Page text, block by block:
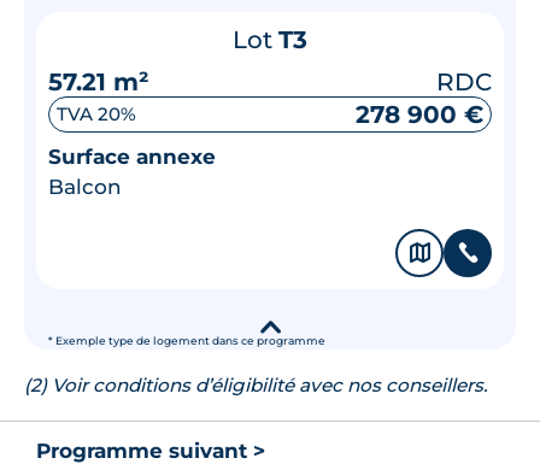
* Exemple type de logement dans ce programme
Lot T3
57.21 m²
RDC
TVA 20% 278 900 €
Surface annexe
Balcon
🗞 📞
▾
(2) Voir conditions d’éligibilité avec nos conseillers.
Programme suivant >